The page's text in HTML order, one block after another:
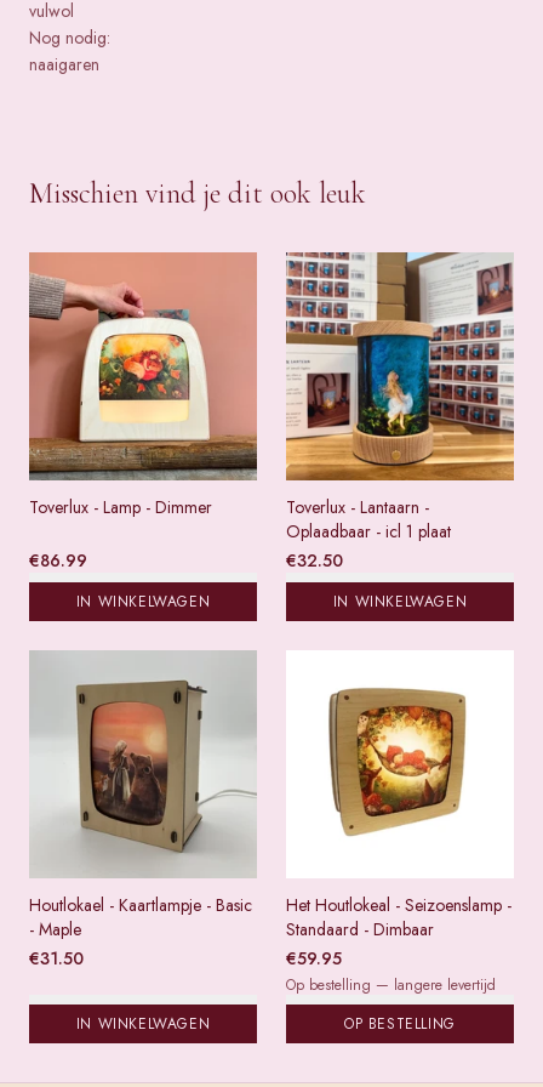
vulwol
Nog nodig:
naaigaren
Misschien vind je dit ook leuk
Toverlux - Lamp - Dimmer
€86.99
IN WINKELWAGEN
Toverlux - Lantaarn -
Oplaadbaar - icl 1 plaat
€32.50
IN WINKELWAGEN
Houtlokael - Kaartlampje - Basic
- Maple
€31.50
IN WINKELWAGEN
Het Houtlokeal - Seizoenslamp -
Standaard - Dimbaar
€59.95
Op bestelling — langere levertijd
OP BESTELLING